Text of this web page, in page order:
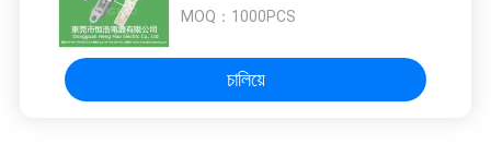
MOQ： 1000PCS
চালিয়ে